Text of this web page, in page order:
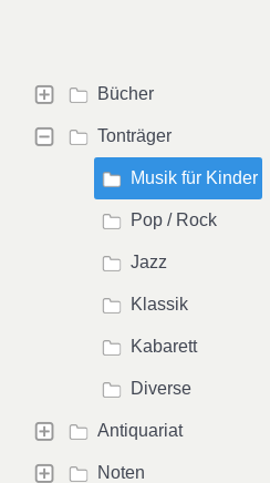
Bücher
Tonträger
Musik für Kinder
Pop / Rock
Jazz
Klassik
Kabarett
Diverse
Antiquariat
Noten